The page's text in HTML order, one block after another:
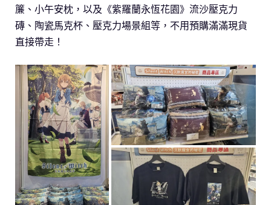
簾、小午安枕，以及《紫羅蘭永恆花園》流沙壓克力
磚、陶瓷馬克杯、壓克力場景組等，不用預購滿滿現貨
直接帶走！